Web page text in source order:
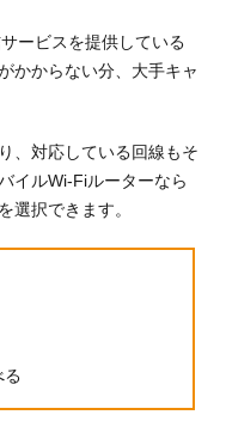
ービスを提供している
かからない分、大手キャ
、対応している回線もそ
イルWi-Fiルーターなら
を選択できます。
る